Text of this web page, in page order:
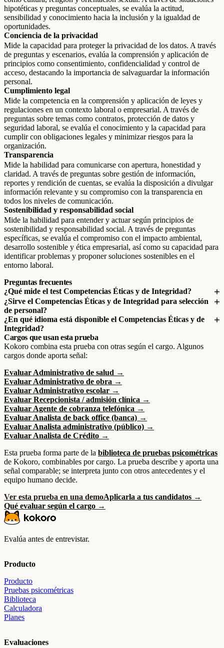
hipotéticas y preguntas conceptuales, se evalúa la actitud,
sensibilidad y conocimiento hacia la inclusión y la igualdad de
oportunidades.
Conciencia de la privacidad
Mide la capacidad para proteger la privacidad de los datos. A través
de preguntas y escenarios, evalúa la comprensión y aplicación de
principios como consentimiento, confidencialidad y control de
acceso, destacando la importancia de salvaguardar la información
personal.
Cumplimiento legal
Mide la competencia en la comprensión y aplicación de leyes y
regulaciones en un contexto laboral o empresarial. A través de
preguntas sobre temas como contratos, protección de datos y
seguridad laboral, se evalúa el conocimiento y la capacidad para
cumplir con obligaciones legales y minimizar riesgos para la
organización.
Transparencia
Mide la habilidad para comunicarse con apertura, honestidad y
claridad. A través de preguntas sobre gestión de información,
reportes y rendición de cuentas, se evalúa la disposición a divulgar
información relevante y su compromiso con la transparencia en
todos los niveles de comunicación.
Sostenibilidad y responsabilidad social
Mide la habilidad para entender y actuar según principios de
sostenibilidad y responsabilidad social. A través de preguntas
específicas, se evalúa el compromiso con el impacto ambiental,
desarrollo sostenible y ética empresarial, así como su capacidad para
identificar problemas y proponer soluciones sostenibles en el
entorno laboral.
Preguntas frecuentes
¿Qué mide el test Competencias Éticas y de Integridad?
¿Sirve el Competencias Éticas y de Integridad para selección
de personal?
¿En qué idioma está disponible el Competencias Éticas y de
Integridad?
Cargos que usan esta prueba
Kokoro combina esta prueba con otras según el cargo. Algunos
cargos donde aporta señal:
Evaluar Administrativo de salud →
Evaluar Administrativo de obra →
Evaluar Administrativo escolar →
Evaluar Recepcionista / admisión clínica →
Evaluar Agente de cobranza telefónica →
Evaluar Analista de back office (banca) →
Evaluar Analista administrativo (público) →
Evaluar Analista de Crédito →
Esta prueba forma parte de la biblioteca de pruebas psicométricas
de Kokoro, combinables por cargo. La prueba describe y aporta una
señal comparable; se interpreta junto con otros antecedentes y el
equipo humano decide.
Ver esta prueba en una demoAplicarla a tus candidatos →
Qué evaluar según el cargo →
Evalúa antes de entrevistar.
Producto
Producto
Pruebas psicométricas
Biblioteca
Calculadora
Planes
Evaluaciones